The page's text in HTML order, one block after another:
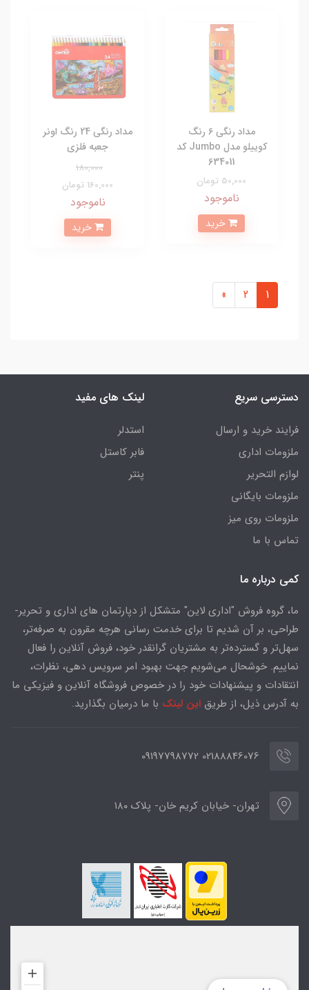
مداد رنگی 6 رنگ
کوییلو مدل Jumbo کد
634011
50,000 تومان
ناموجود
مداد رنگی 24 رنگ اونر
جعبه فلزی
180,000
160,000 تومان
ناموجود
1
2
»
دسترسی سریع
فرایند خرید و ارسال
ملزومات اداری
لوازم التحریر
ملزومات بایگانی
ملزومات روی میز
تماس با ما
لینک های مفید
استدلر
فابر کاستل
پنتر
کمی درباره ما
ما، گروه فروش "اداری لاین" متشکل از دپارتمان های اداری و تحریر-
طراحی، بر آن شدیم تا برای خدمت رسانی هرچه مقرون به صرفه‌تر،
سهل‌تر و گسترده‌تر به مشتریان گرانقدر خود، فروش آنلاین را فعال
نماییم. خوشحال می‌شویم جهت بهبود امر سرویس دهی، نظرات،
انتقادات و پیشنهادات خود را در خصوص فروشگاه آنلاین و فیزیکی ما
به آدرس ذیل، از طریق این لینک با ما درمیان بگذارید.
02188846076 09197798772
تهران- خیابان کریم خان- پلاک ۱۸۰